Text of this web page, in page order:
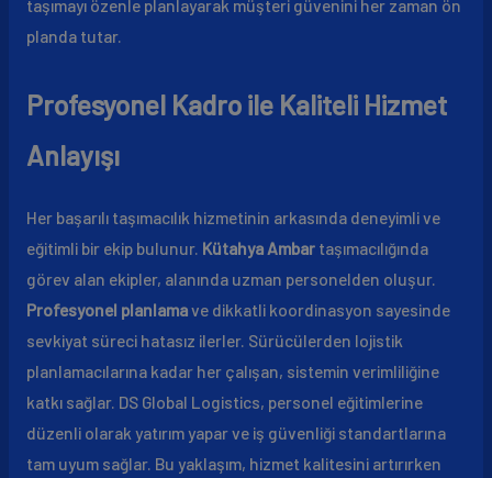
taşımayı özenle planlayarak müşteri güvenini her zaman ön
planda tutar.
Profesyonel Kadro ile Kaliteli Hizmet
Anlayışı
Her başarılı taşımacılık hizmetinin arkasında deneyimli ve
eğitimli bir ekip bulunur. Kütahya Ambartaşımacılığında
görev alan ekipler, alanında uzman personelden oluşur.
Profesyonel planlamave dikkatli koordinasyon sayesinde
sevkiyat süreci hatasız ilerler. Sürücülerden lojistik
planlamacılarına kadar her çalışan, sistemin verimliliğine
katkı sağlar. DS Global Logistics, personel eğitimlerine
düzenli olarak yatırım yapar ve iş güvenliği standartlarına
tam uyum sağlar. Bu yaklaşım, hizmet kalitesini artırırken